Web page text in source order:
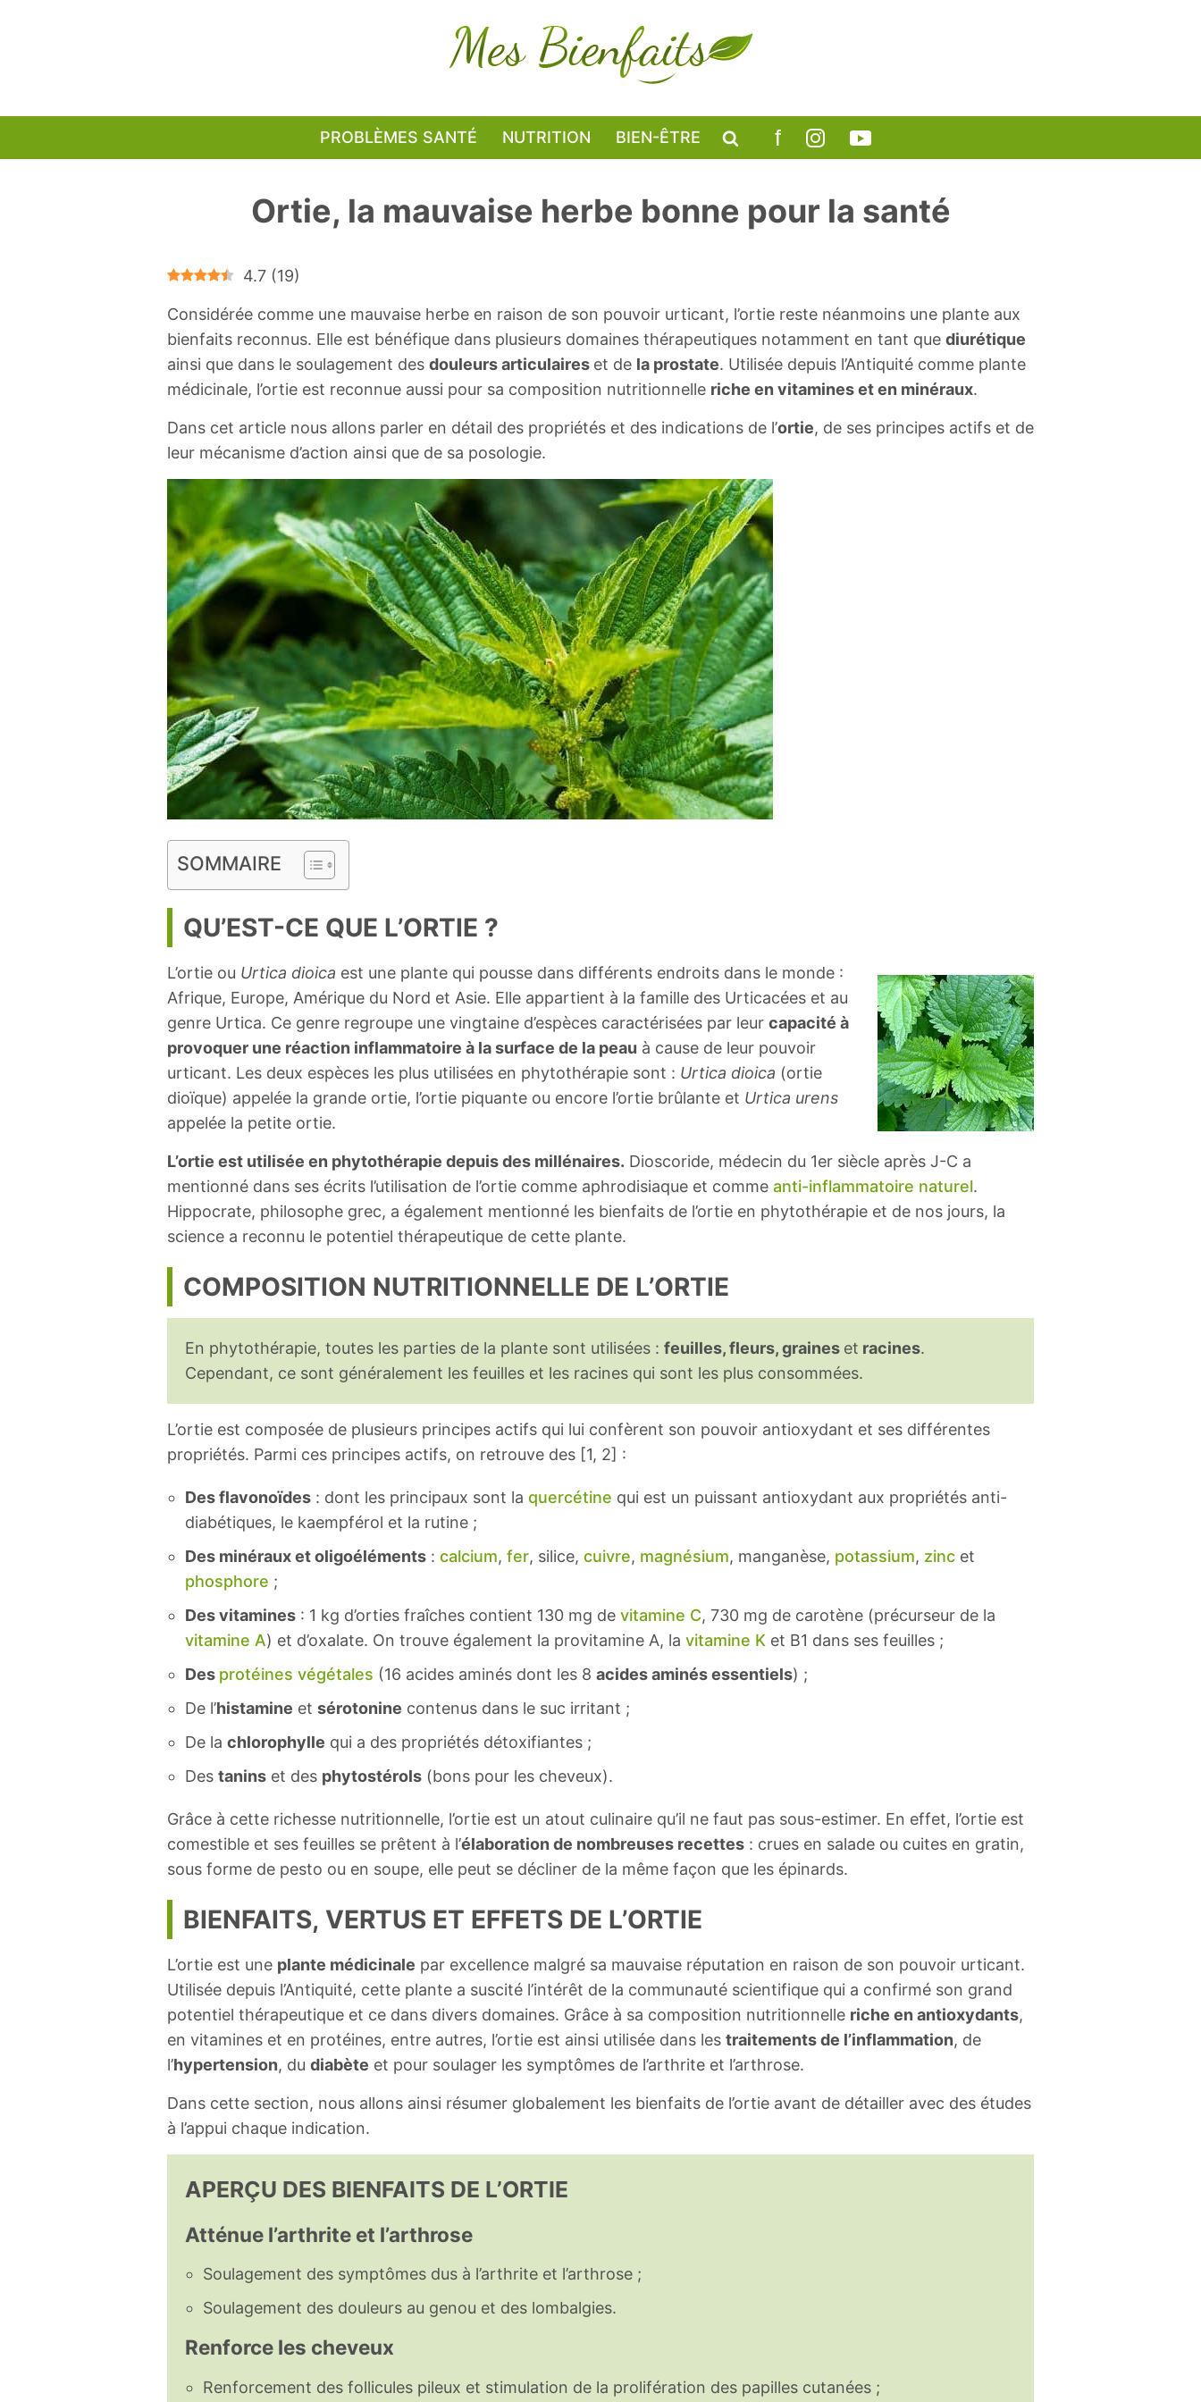
PROBLÈMES SANTÉ NUTRITION BIEN-ÊTRE
Ortie, la mauvaise herbe bonne pour la santé
4.7 (19)
Considérée comme une mauvaise herbe en raison de son pouvoir urticant, l’ortie reste néanmoins une plante aux
bienfaits reconnus. Elle est bénéfique dans plusieurs domaines thérapeutiques notamment en tant que diurétique
ainsi que dans le soulagement des douleurs articulaires et de la prostate. Utilisée depuis l’Antiquité comme plante
médicinale, l’ortie est reconnue aussi pour sa composition nutritionnelle riche en vitamines et en minéraux.
Dans cet article nous allons parler en détail des propriétés et des indications de l’ortie, de ses principes actifs et de
leur mécanisme d’action ainsi que de sa posologie.
SOMMAIRE
QU’EST-CE QUE L’ORTIE ?
L’ortie ou Urtica dioica est une plante qui pousse dans différents endroits dans le monde :
Afrique, Europe, Amérique du Nord et Asie. Elle appartient à la famille des Urticacées et au
genre Urtica. Ce genre regroupe une vingtaine d’espèces caractérisées par leur capacité à
provoquer une réaction inflammatoire à la surface de la peau à cause de leur pouvoir
urticant. Les deux espèces les plus utilisées en phytothérapie sont : Urtica dioica (ortie
dioïque) appelée la grande ortie, l’ortie piquante ou encore l’ortie brûlante et Urtica urens
appelée la petite ortie.
L’ortie est utilisée en phytothérapie depuis des millénaires. Dioscoride, médecin du 1er siècle après J-C a
mentionné dans ses écrits l’utilisation de l’ortie comme aphrodisiaque et comme anti-inflammatoire naturel.
Hippocrate, philosophe grec, a également mentionné les bienfaits de l’ortie en phytothérapie et de nos jours, la
science a reconnu le potentiel thérapeutique de cette plante.
COMPOSITION NUTRITIONNELLE DE L’ORTIE
En phytothérapie, toutes les parties de la plante sont utilisées : feuilles, fleurs, graines et racines.
Cependant, ce sont généralement les feuilles et les racines qui sont les plus consommées.
L’ortie est composée de plusieurs principes actifs qui lui confèrent son pouvoir antioxydant et ses différentes
propriétés. Parmi ces principes actifs, on retrouve des [1, 2] :
Des flavonoïdes : dont les principaux sont la quercétine qui est un puissant antioxydant aux propriétés anti-
diabétiques, le kaempférol et la rutine ;
Des minéraux et oligoéléments : calcium, fer, silice, cuivre, magnésium, manganèse, potassium, zinc et
phosphore ;
Des vitamines : 1 kg d’orties fraîches contient 130 mg de vitamine C, 730 mg de carotène (précurseur de la
vitamine A) et d’oxalate. On trouve également la provitamine A, la vitamine K et B1 dans ses feuilles ;
Des protéines végétales (16 acides aminés dont les 8 acides aminés essentiels) ;
De l’histamine et sérotonine contenus dans le suc irritant ;
De la chlorophylle qui a des propriétés détoxifiantes ;
Des tanins et des phytostérols (bons pour les cheveux).
Grâce à cette richesse nutritionnelle, l’ortie est un atout culinaire qu’il ne faut pas sous-estimer. En effet, l’ortie est
comestible et ses feuilles se prêtent à l’élaboration de nombreuses recettes : crues en salade ou cuites en gratin,
sous forme de pesto ou en soupe, elle peut se décliner de la même façon que les épinards.
BIENFAITS, VERTUS ET EFFETS DE L’ORTIE
L’ortie est une plante médicinale par excellence malgré sa mauvaise réputation en raison de son pouvoir urticant.
Utilisée depuis l’Antiquité, cette plante a suscité l’intérêt de la communauté scientifique qui a confirmé son grand
potentiel thérapeutique et ce dans divers domaines. Grâce à sa composition nutritionnelle riche en antioxydants,
en vitamines et en protéines, entre autres, l’ortie est ainsi utilisée dans les traitements de l’inflammation, de
l’hypertension, du diabète et pour soulager les symptômes de l’arthrite et l’arthrose.
Dans cette section, nous allons ainsi résumer globalement les bienfaits de l’ortie avant de détailler avec des études
à l’appui chaque indication.
APERÇU DES BIENFAITS DE L’ORTIE
Atténue l’arthrite et l’arthrose
Soulagement des symptômes dus à l’arthrite et l’arthrose ;
Soulagement des douleurs au genou et des lombalgies.
Renforce les cheveux
Renforcement des follicules pileux et stimulation de la prolifération des papilles cutanées ;